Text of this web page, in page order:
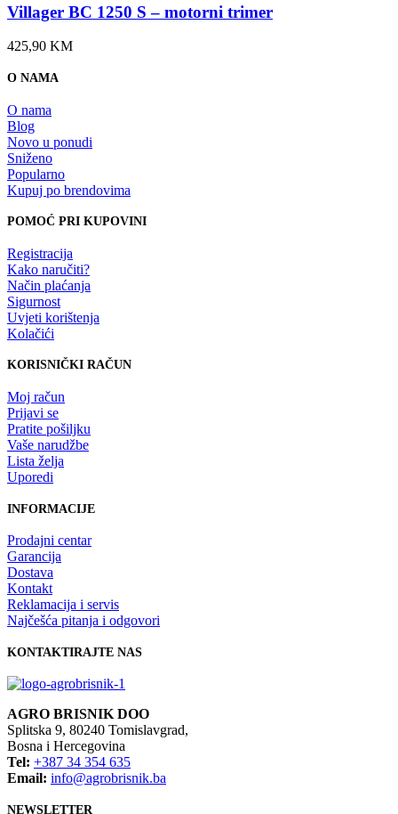
Villager BC 1250 S – motorni trimer
425,90 KM
O NAMA
O nama
Blog
Novo u ponudi
Sniženo
Popularno
Kupuj po brendovima
POMOĆ PRI KUPOVINI
Registracija
Kako naručiti?
Način plaćanja
Sigurnost
Uvjeti korištenja
Kolačići
KORISNIČKI RAČUN
Moj račun
Prijavi se
Pratite pošiljku
Vaše narudžbe
Lista želja
Uporedi
INFORMACIJE
Prodajni centar
Garancija
Dostava
Kontakt
Reklamacija i servis
Najčešća pitanja i odgovori
KONTAKTIRAJTE NAS
AGRO BRISNIK DOO
Splitska 9, 80240 Tomislavgrad,
Bosna i Hercegovina
Tel: +387 34 354 635
Email: info@agrobrisnik.ba
NEWSLETTER